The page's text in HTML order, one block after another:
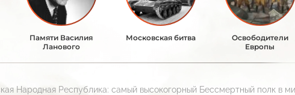
Памяти Василия
Ланового
Московская битва
Освободители
Европы
Народная Республика: самый высокогорный Бессмертный полк в